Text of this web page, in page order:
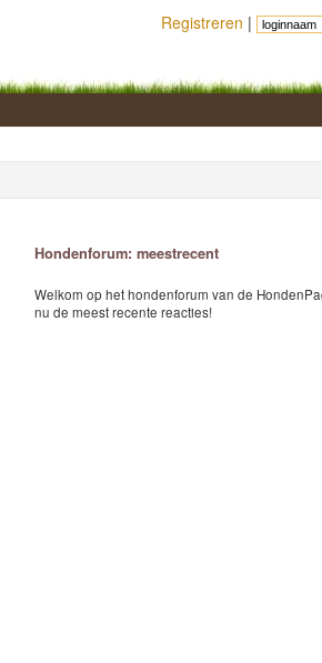
Hondenforum: meestrecent
Welkom op het hondenforum van de
nu de meest recente reacties!
Registreren |